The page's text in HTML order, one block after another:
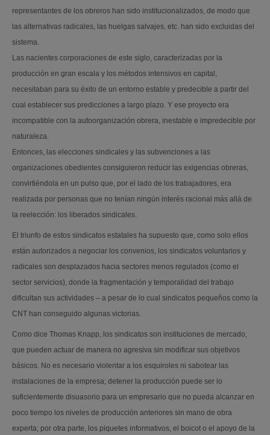
representantes de los obreros han sido institucionalizados, de modo que
las alternativas radicales, las huelgas salvajes, etc. han sido excluidas del
sistema.
Las nacientes corporaciones de este siglo, caracterizadas por la
producción en gran escala y los métodos intensivos en capital,
necesitaban para su éxito de un entorno estable y predecible a partir del
cual establecer sus predicciones a largo plazo. Y ese proyecto era
incompatible con la autoorganización obrera, inestable e impredecible por
naturaleza.
Entonces, las elecciones sindicales y las subvenciones a las
organizaciones obedientes consiguieron reducir las exigencias obreras,
convirtiéndola en un pulso que, por el lado de los trabajadores, era
realizada por personas que no tenían ningún interés racional más allá de
la reelección: los liberados sindicales.
El triunfo de estos sindicatos estatales ha supuesto que, como solo ellos
están autorizados a negociar los convenios, los sindicatos voluntarios y
radicales son desplazados hacia sectores menos regulados (como el
sector servicios), donde la fragmentación y temporalidad del trabajo
dificultan sus actividades – a pesar de lo cual sindicatos pequeños como la
CNT han conseguido algunas victorias.
Como dice Thomas Knapp, los sindicatos son instituciones de mercado,
que pueden actuar de manera no agresiva sin modificar sus objetivos
básicos. No es necesario violentar a los esquiroles ni sabotear las
instalaciones de la empresa; detener la producción puede ser lo
suficientemente disuasorio para un empresario que no pueda alcanzar en
poco tiempo los niveles de producción anteriores sin mano de obra
experta; por otra parte, los piquetes informativos, el boicot o el apoyo de la